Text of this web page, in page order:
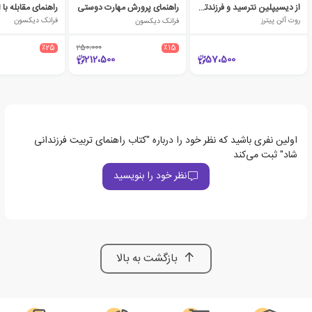
از دیسیپلین نترسید و فرزندتان را تربیت کنید
روت آلن پیترز
57،500
راهنمای پرورش مهارت دوستی
فرانک دیکسون
٪15 250،000
212،500
راهنمای مقابله
فرانک دیکسون
٪25
اولین نفری باشید که نظر خود را درباره "کتاب راهنمای تربیت فرزندانی
شاد" ثبت می‌کند
نظر خود را بنویسید
بازگشت به بالا